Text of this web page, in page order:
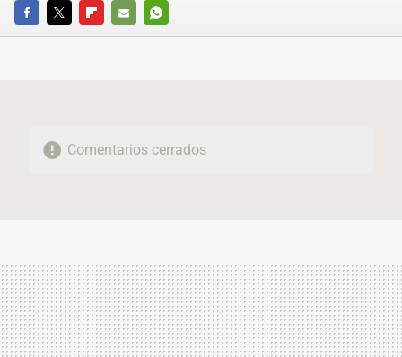
FACEBOOKTWITTERFLIPBOARD
E-
WHATSAPP
Comentarios cerrados